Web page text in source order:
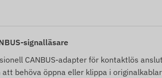
signalläsare
CANBUS-adapter för kontaktlös
behöva öppna eller klippa i